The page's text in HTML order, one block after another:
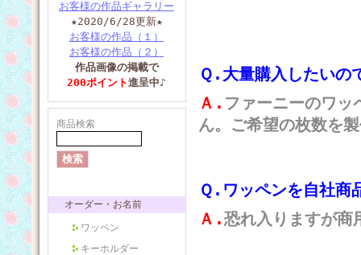
お客様の作品ギャラリー
★2020/6/28更新★
お客様の作品（１）
お客様の作品（２）
作品画像の掲載で
200ポイント進呈中♪
商品検索
オーダー・お名前
ワッペン
キーホルダー
Ｑ.大量購入したいの
Ａ. ファーニーのワッ
ん。ご希望の枚数を
Ｑ.ワッペンを自社商
Ａ.恐れ入りますが商